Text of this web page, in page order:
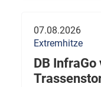
07.08.2026
Extremhitze
DB